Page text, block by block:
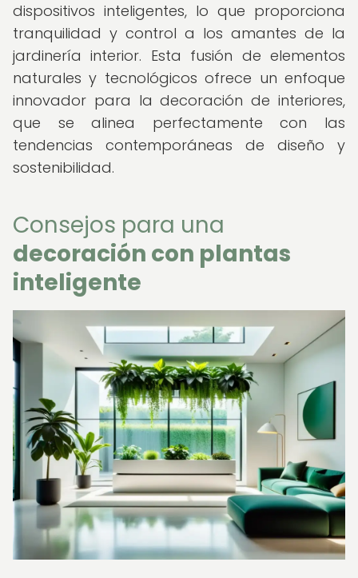
dispositivos inteligentes, lo que proporciona
tranquilidad y control a los amantes de la
jardinería interior. Esta fusión de elementos
naturales y tecnológicos ofrece un enfoque
innovador para la decoración de interiores,
que se alinea perfectamente con las
tendencias contemporáneas de diseño y
sostenibilidad.
Consejos para una
decoración con plantas
inteligente